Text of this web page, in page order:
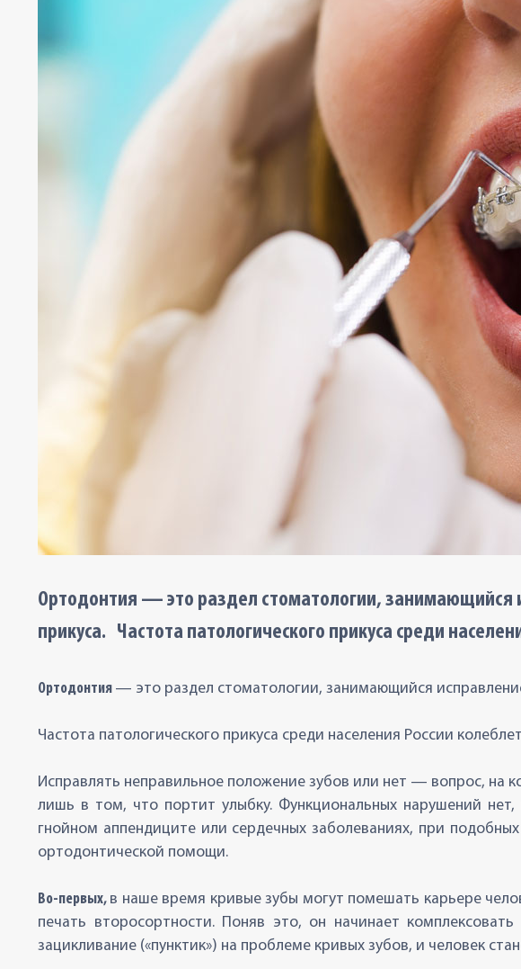
Ортодонтия — это раздел стоматологии,
прикуса. Частота патологического прикуса среди
Ортодонтия — это раздел стоматологии, занимающийся
Частота патологического прикуса среди населения России
Исправлять неправильное положение зубов или нет — вопрос, на
лишь в том, что портит улыбку. Функциональных нарушений
гнойном аппендиците или сердечных заболеваниях, при
ортодонтической помощи.
Во-первых, в наше время кривые зубы могут помешать карьере
печать второсортности. Поняв это, он начинает
зацикливание («пунктик») на проблеме кривых зубов, и человек